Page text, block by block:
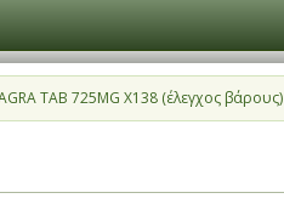
TAB 725MG X138 (έλεγχος βάρους)